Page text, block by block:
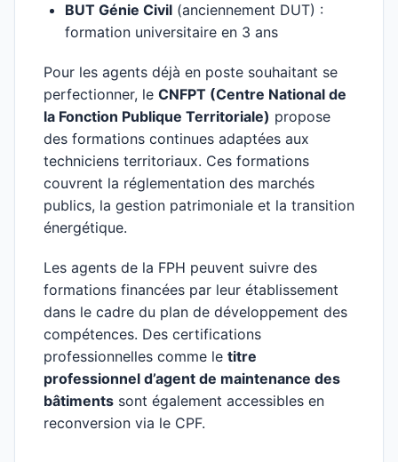
BUT Génie Civil (anciennement DUT) :
formation universitaire en 3 ans
Pour les agents déjà en poste souhaitant se
perfectionner, le CNFPT (Centre National de
la Fonction Publique Territoriale) propose
des formations continues adaptées aux
techniciens territoriaux. Ces formations
couvrent la réglementation des marchés
publics, la gestion patrimoniale et la transition
énergétique.
Les agents de la FPH peuvent suivre des
formations financées par leur établissement
dans le cadre du plan de développement des
compétences. Des certifications
professionnelles comme le titre
professionnel d’agent de maintenance des
bâtiments sont également accessibles en
reconversion via le CPF.